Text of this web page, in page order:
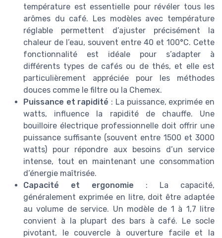
température est essentielle pour révéler tous les
arômes du café. Les modèles avec température
réglable permettent d’ajuster précisément la
chaleur de l’eau, souvent entre 40 et 100°C. Cette
fonctionnalité est idéale pour s’adapter à
différents types de cafés ou de thés, et elle est
particulièrement appréciée pour les méthodes
douces comme le filtre ou la Chemex.
Puissance et rapidité : La puissance, exprimée en
watts, influence la rapidité de chauffe. Une
bouilloire électrique professionnelle doit offrir une
puissance suffisante (souvent entre 1500 et 3000
watts) pour répondre aux besoins d’un service
intense, tout en maintenant une consommation
d’énergie maîtrisée.
Capacité et ergonomie : La capacité,
généralement exprimée en litre, doit être adaptée
au volume de service. Un modèle de 1 à 1,7 litre
convient à la plupart des bars à café. Le socle
pivotant, le couvercle à ouverture facile et la